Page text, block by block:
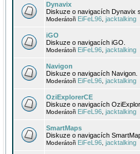
Dynavix
Diskuze o navigacích Dynavix
Moderátoři EiFeL96 jacktalking
iGO
Diskuze o navigacích iGO.
Moderátoři EiFeL96 jacktalking
Navigon
Diskuze o navigacích Navigon.
Moderátoři EiFeL96 jacktalking
OziExplorerCE
Diskuze o navigacích
Moderátoři EiFeL96 jacktalking
SmartMaps
Diskuze o navigacích
Moderátoři EiFeL96 jacktalking